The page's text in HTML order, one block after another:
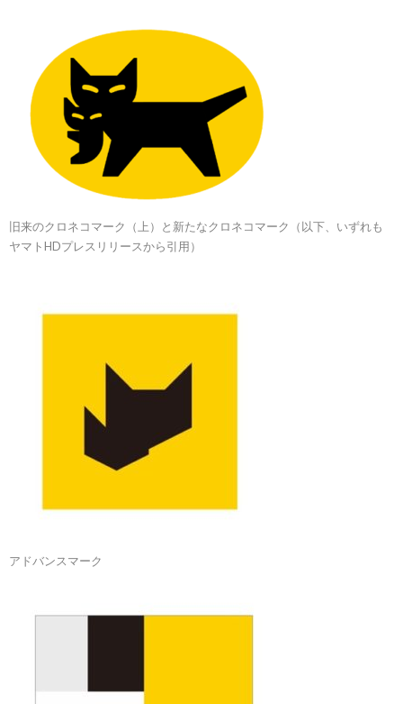
旧来のクロネコマーク（上）と新たなクロネコマーク（以下、いずれも
ヤマトHDプレスリリースから引用）
アドバンスマーク